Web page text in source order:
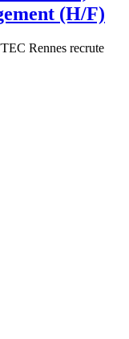
(H/F)
Rennes recrute